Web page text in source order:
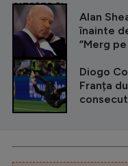
CITEȘTE ȘI
Alan
înainte
”Merg
Diogo
Franța